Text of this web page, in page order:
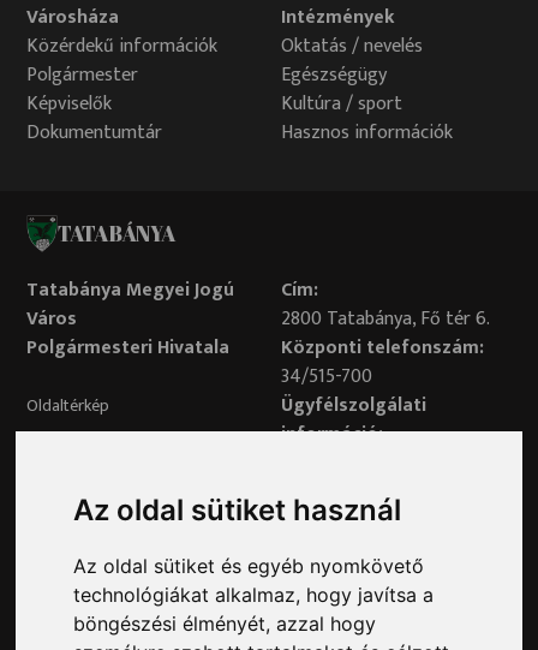
Az oldal sütiket használ
Az oldal sütiket és egyéb nyomkövető
technológiákat alkalmaz, hogy javítsa a
böngészési élményét, azzal hogy
Városháza
Közérdekű információk
Polgármester
Képviselők
Dokumentumtár
Intézmények
Oktatás / nevelés
Egészségügy
Kultúra / sport
Hasznos információk
TATABÁNYA
Tatabánya Megyei Jogú
Város
Polgármesteri Hivatala
Oldaltérkép
Adatvédelem
Cím:
2800 Tatabánya, Fő tér 6.
Központi telefonszám:
34/515-700
Ügyfélszolgálati
információ:
Véleményvonal:
34/515-799
Adatvédelmi tisztviselő elérhetősége:
adatvedelem@ph.tatabanya.hu
Minden jog fenntartva © 2026 Tatabánya